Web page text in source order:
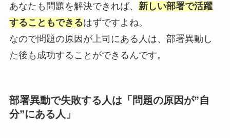
あなたも問題を解決できれば、 新しい部署で活躍
することもできるはずですよね。
なので問題の原因が上司にある人は、部署異動し
た後も成功することができるんです。
部署異動で失敗する人は「問題の原因が”自
分”にある人」